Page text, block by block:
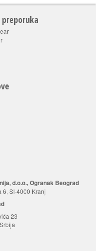
preporuka
d.o.o., Ogranak Beograd
6, SI-4000 Kranj
23